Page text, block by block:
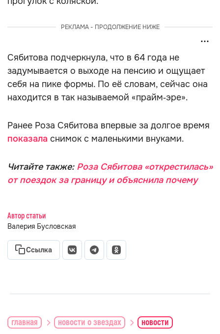
РЕКЛАМА - ПРОДОЛЖЕНИЕ НИЖЕ
Сябитова подчеркнула, что в 64 года не
задумывается о выходе на пенсию и ощущает
себя на пике формы. По её словам, сейчас она
находится в так называемой «прайм‑эре».
Ранее Роза Сябитова впервые за долгое время
показала снимок с маленькими внуками.
Читайте также: Роза Сябитова «открестилась»
от поездок за границу и объяснила почему
Автор статьи
Валерия Бусловская
Ссылка
главная новости о звездах новости